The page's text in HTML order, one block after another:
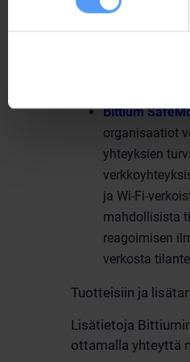
mahdollistaa
työaseman ja
SafeMove®
älykkäästi ja
Bittium
organisaatiot
yhteyksien
ja Wi-Fi-
mahdollisista
reagoimisen
verkosta
Tuotteisiin ja
Lisätietoja
ottamalla yhteyttä